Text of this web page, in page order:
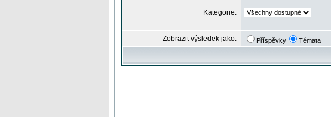
Kategorie:
Zobrazit výsledek jako: Příspěvky Témata